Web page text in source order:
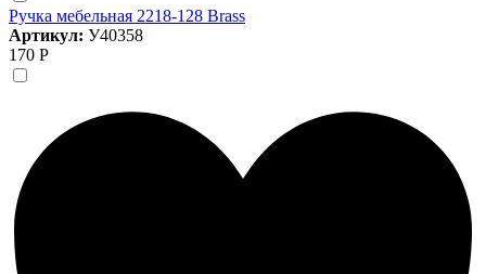
Ручка мебельная 2218-128 Brass
Артикул: У40358
170 Р